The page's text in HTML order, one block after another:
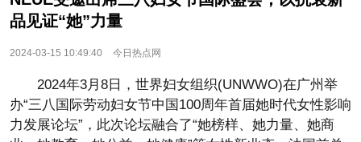
品见证“她”力量
2024-03-15 10:49:40 今日热点网
2024年3月8日，世界妇女组织(UNWWO)在广州举
办“三八国际劳动妇女节中国100周年首届她时代女性影响
力发展论坛”，此次论坛融合了“她榜样、她力量、她商